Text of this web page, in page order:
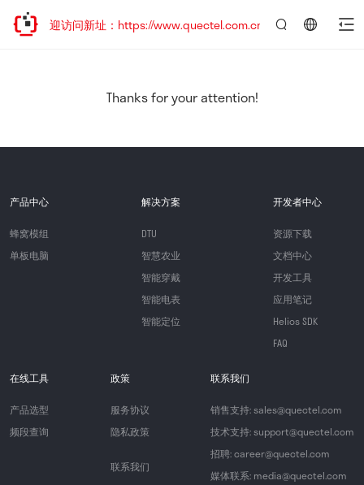
移，欢迎访问新址：https://www.quectel.com.cn
Thanks for your attention!
产品中心
蜂窝模组
单板电脑
解决方案
DTU
智慧农业
智能穿戴
智能电表
智能定位
开发者中心
资源下载
文档中心
开发工具
应用笔记
Helios SDK
FAQ
在线工具
产品选型
频段查询
政策
服务协议
隐私政策
联系我们
联系我们
销售支持: sales@quectel.com
技术支持: support@quectel.com
招聘: career@quectel.com
媒体联系: media@quectel.com